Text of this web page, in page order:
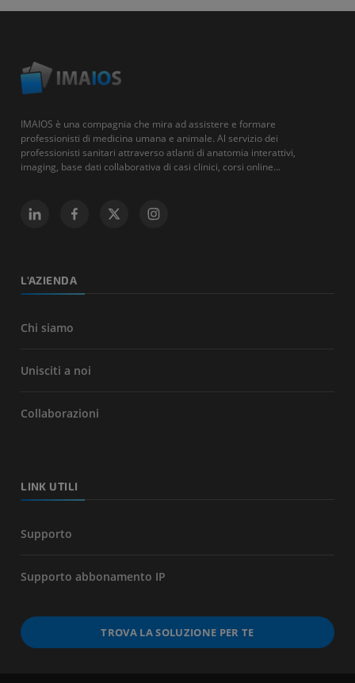
IMAIOS è una compagnia che mira ad assistere e formare
professionisti di medicina umana e animale. Al servizio dei
professionisti sanitari attraverso atlanti di anatomia interattivi,
imaging, base dati collaborativa di casi clinici, corsi online...
L'AZIENDA
Chi siamo
Unisciti a noi
Collaborazioni
LINK UTILI
Supporto
Supporto abbonamento IP
TROVA LA SOLUZIONE PER TE